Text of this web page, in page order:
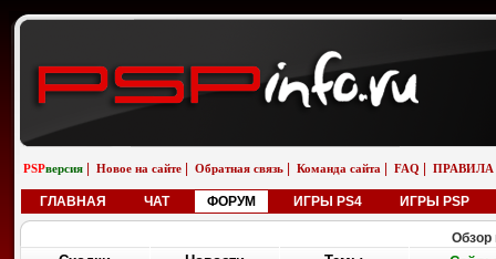
PSPверсия Новое на сайте Обратная связь Команда сайта FAQ ПРАВИЛА
ГЛАВНАЯ ЧАТ ФОРУМ ИГРЫ PS4 ИГРЫ PSP
Обзор